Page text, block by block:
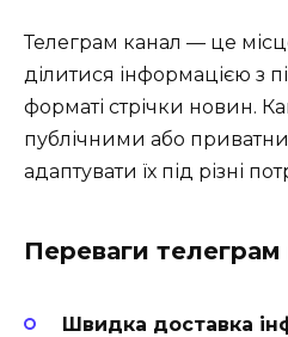
Телеграм канал — це
ділитися інформацією з
форматі стрічки новин.
публічними або
адаптувати їх під різні
Переваги телеграм
Швидка доставка